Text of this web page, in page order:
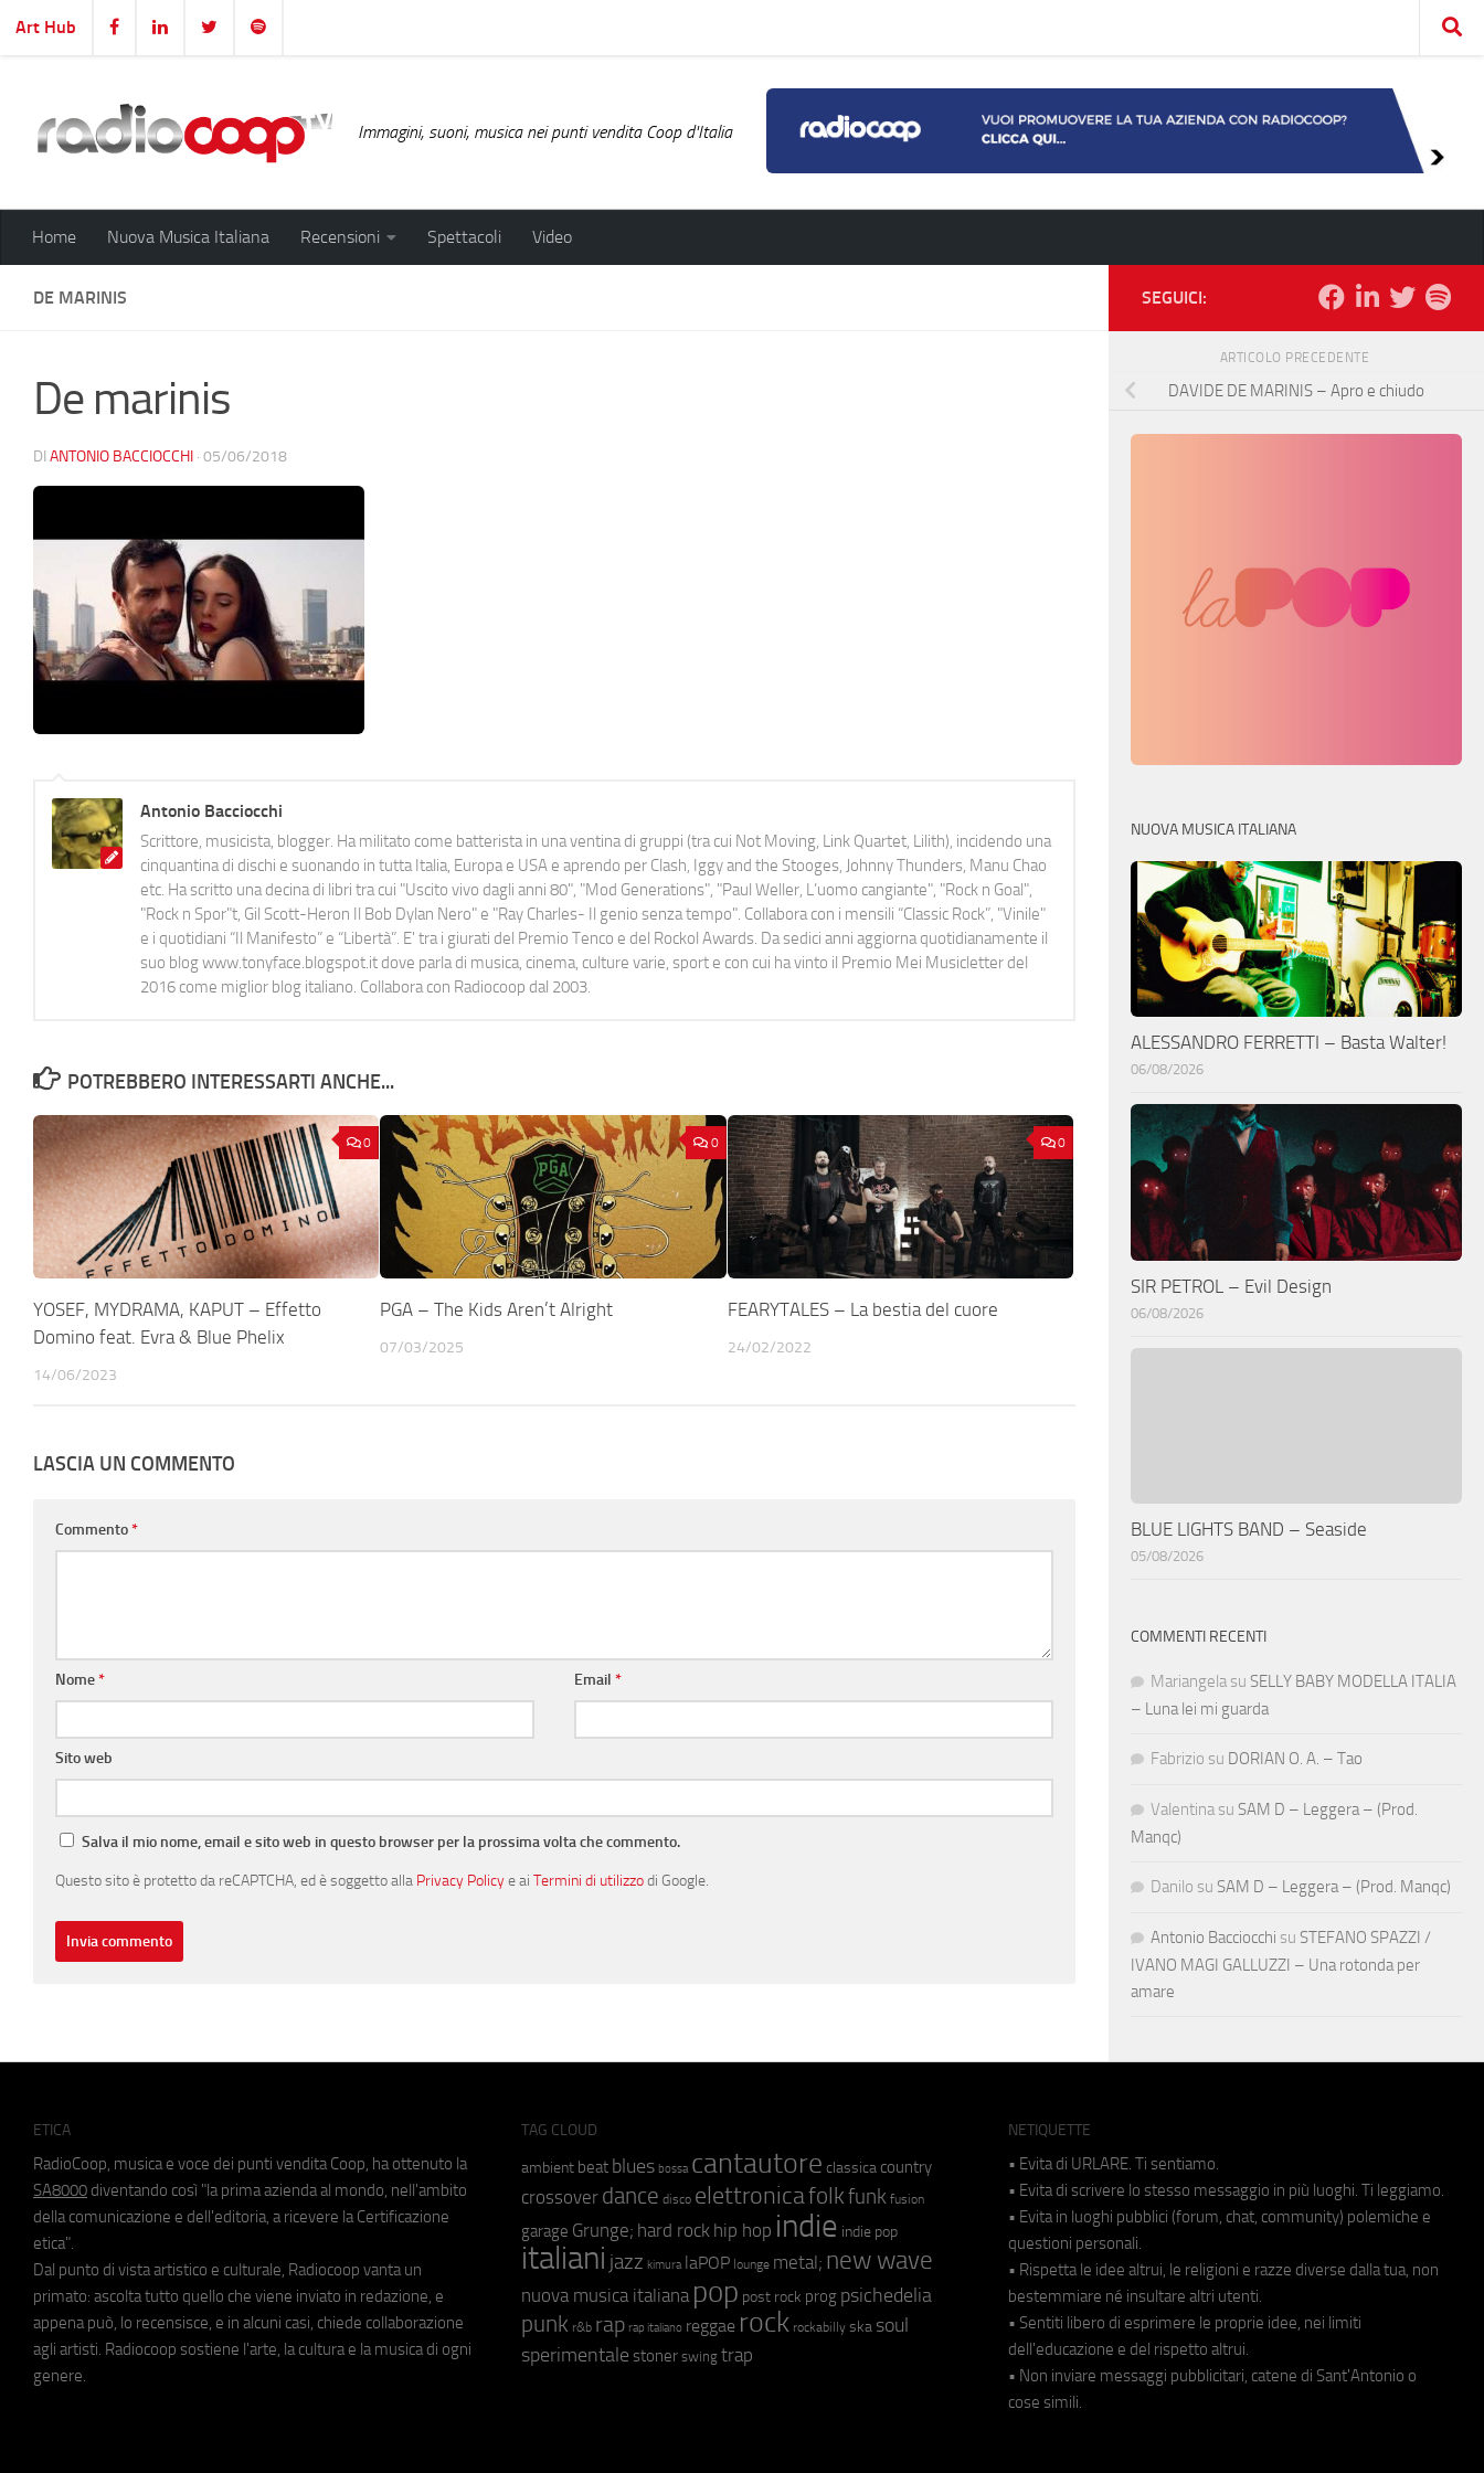
Salta al contenuto
Art Hub
Immagini, suoni, musica nei punti vendita Coop d'Italia
Home Nuova Musica Italiana Recensioni Spettacoli Video
DE MARINIS
De marinis
DI ANTONIO BACCIOCCHI · 05/06/2018
Antonio Bacciocchi
Scrittore, musicista, blogger. Ha militato come batterista in una ventina di gruppi (tra cui Not Moving, Link Quartet, Lilith), incidendo una
cinquantina di dischi e suonando in tutta Italia, Europa e USA e aprendo per Clash, Iggy and the Stooges, Johnny Thunders, Manu Chao
etc. Ha scritto una decina di libri tra cui "Uscito vivo dagli anni 80", "Mod Generations", "Paul Weller, L’uomo cangiante", "Rock n Goal",
"Rock n Spor"t, Gil Scott-Heron Il Bob Dylan Nero" e "Ray Charles- Il genio senza tempo". Collabora con i mensili “Classic Rock”, "Vinile"
e i quotidiani “Il Manifesto” e “Libertà”. E' tra i giurati del Premio Tenco e del Rockol Awards. Da sedici anni aggiorna quotidianamente il
suo blog www.tonyface.blogspot.it dove parla di musica, cinema, culture varie, sport e con cui ha vinto il Premio Mei Musicletter del
2016 come miglior blog italiano. Collabora con Radiocoop dal 2003.
POTREBBERO INTERESSARTI ANCHE...
0
YOSEF, MYDRAMA, KAPUT – Effetto
Domino feat. Evra & Blue Phelix
14/06/2023
0
PGA – The Kids Aren’t Alright
07/03/2025
0
FEARYTALES – La bestia del cuore
24/02/2022
LASCIA UN COMMENTO
Commento*
Nome* Email*
Sito web
Salva il mio nome, email e sito web in questo browser per la prossima volta che commento.
Questo sito è protetto da reCAPTCHA, ed è soggetto alla Privacy Policye ai Termini di utilizzodi Google.
SEGUICI:
ARTICOLO PRECEDENTE
DAVIDE DE MARINIS – Apro e chiudo
NUOVA MUSICA ITALIANA
ALESSANDRO FERRETTI – Basta Walter!
06/08/2026
SIR PETROL – Evil Design
06/08/2026
BLUE LIGHTS BAND – Seaside
05/08/2026
COMMENTI RECENTI
Mariangela su SELLY BABY MODELLA ITALIA
– Luna lei mi guarda
Fabrizio su DORIAN O. A. – Tao
Valentina su SAM D – Leggera – (Prod.
Manqc)
Danilo su SAM D – Leggera – (Prod. Manqc)
Antonio Bacciocchi su STEFANO SPAZZI /
IVANO MAGI GALLUZZI – Una rotonda per
amare
ETICA
RadioCoop, musica e voce dei punti vendita Coop, ha ottenuto la
SA8000 diventando così "la prima azienda al mondo, nell'ambito
della comunicazione e dell'editoria, a ricevere la Certificazione
etica".
Dal punto di vista artistico e culturale, Radiocoop vanta un
primato: ascolta tutto quello che viene inviato in redazione, e
appena può, lo recensisce, e in alcuni casi, chiede collaborazione
agli artisti. Radiocoop sostiene l'arte, la cultura e la musica di ogni
genere.
TAG CLOUD
ambient beat blues bossa cantautore classica country
crossover dance disco elettronicafolkfunk fusion
garage Grunge; hard rock hip hop indie indie pop
italiani jazz kimura laPOP lounge metal; new wave
nuova musica italiana pop post rock prog psichedelia
punk r&b rap rap italiano reggae rock rockabilly ska soul
sperimentale stoner swing trap
NETIQUETTE
• Evita di URLARE. Ti sentiamo.
• Evita di scrivere lo stesso messaggio in più luoghi. Ti leggiamo.
• Evita in luoghi pubblici (forum, chat, community) polemiche e
questioni personali.
• Rispetta le idee altrui, le religioni e razze diverse dalla tua, non
bestemmiare né insultare altri utenti.
• Sentiti libero di esprimere le proprie idee, nei limiti
dell'educazione e del rispetto altrui.
• Non inviare messaggi pubblicitari, catene di Sant'Antonio o
cose simili.